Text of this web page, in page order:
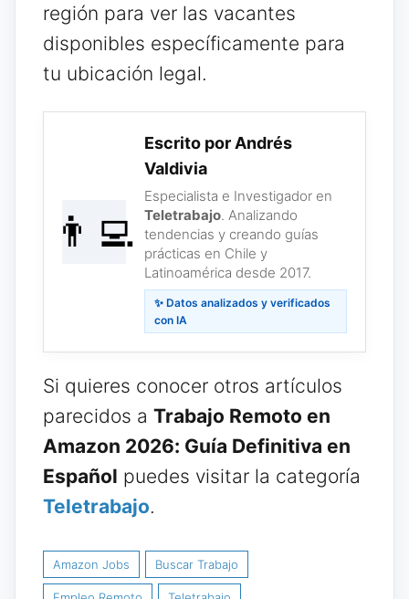
región para ver las vacantes
disponibles específicamente para
tu ubicación legal.
👨‍💻
Escrito por Andrés
Valdivia
Especialista e Investigador en
Teletrabajo. Analizando
tendencias y creando guías
prácticas en Chile y
Latinoamérica desde 2017.
✨ Datos analizados y verificados
con IA
Si quieres conocer otros artículos
parecidos a Trabajo Remoto en
Amazon 2026: Guía Definitiva en
Español puedes visitar la categoría
Teletrabajo.
Amazon Jobs Buscar Trabajo